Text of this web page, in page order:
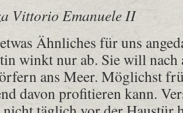
Vittorio Emanuele II
Ähnliches für uns
winkt nur ab. Sie will nach
ans Meer. Möglichst
davon profitieren kann.